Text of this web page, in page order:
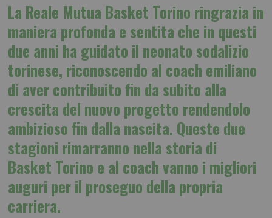
La Reale Mutua Basket Torino ringrazia in
maniera profonda e sentita che in questi
due anni ha guidato il neonato sodalizio
torinese, riconoscendo al coach emiliano
di aver contribuito fin da subito alla
crescita del nuovo progetto rendendolo
ambizioso fin dalla nascita. Queste due
stagioni rimarranno nella storia di
Basket Torino e al coach vanno i migliori
auguri per il proseguo della propria
carriera.